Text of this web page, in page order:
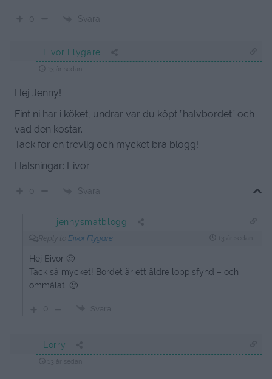
Svara
Eivor Flygare
13 år sedan
Hej Jenny!
Fint ni har i köket, undrar var du köpt ”halvbordet” och
vad den kostar.
Tack för en trevlig och mycket bra blogg!
Hälsningar: Eivor
Svara
jennysmatblogg
Eivor Flygare
Hej Eivor 🙂
Tack så mycket! Bordet är ett äldre loppisfynd – och
ommålat. 🙂
Svara
Lorry
13 år sedan